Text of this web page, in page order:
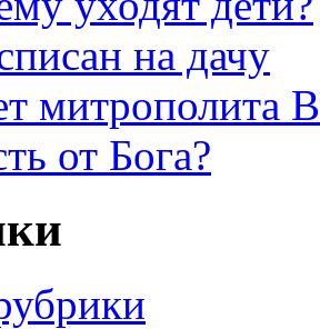
на дачу
митрополита
от Бога?